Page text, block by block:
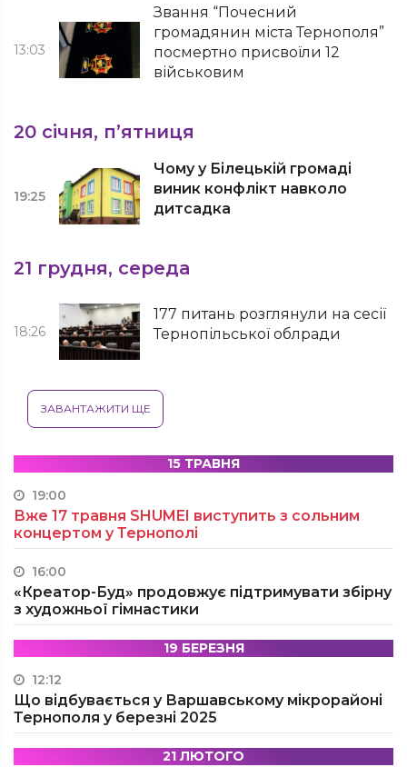
13:03
Звання “Почесний
громадянин міста Тернополя”
посмертно присвоїли 12
військовим
20 січня, п’ятниця
19:25
Чому у Білецькій громаді
виник конфлікт навколо
дитсадка
21 грудня, середа
18:26
177 питань розглянули на сесії
Тернопільської облради
ЗАВАНТАЖИТИ ЩЕ
15 ТРАВНЯ
19:00
Вже 17 травня SHUMEI виступить з сольним
концертом у Тернополі
16:00
«Креатор-Буд» продовжує підтримувати збірну
з художньої гімнастики
19 БЕРЕЗНЯ
12:12
Що відбувається у Варшавському мікрорайоні
Тернополя у березні 2025
21 ЛЮТОГО